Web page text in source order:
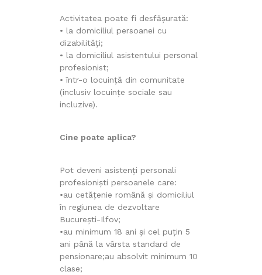
Activitatea poate fi desfășurată:
• la domiciliul persoanei cu
dizabilități;
• la domiciliul asistentului personal
profesionist;
• într-o locuință din comunitate
(inclusiv locuințe sociale sau
incluzive).
Cine poate aplica?
Pot deveni asistenți personali
profesioniști persoanele care:
•au cetățenie română și domiciliul
în regiunea de dezvoltare
București-Ilfov;
•au minimum 18 ani și cel puțin 5
ani până la vârsta standard de
pensionare;au absolvit minimum 10
clase;